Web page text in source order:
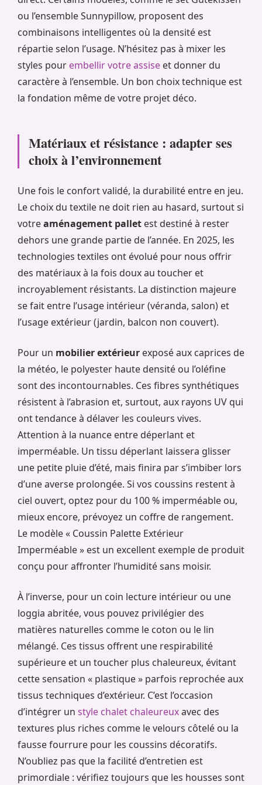
ou l’ensemble Sunnypillow, proposent des
combinaisons intelligentes où la densité est
répartie selon l’usage. N’hésitez pas à mixer les
styles pour embellir votre assise et donner du
caractère à l’ensemble. Un bon choix technique est
la fondation même de votre projet déco.
Matériaux et résistance : adapter ses
choix à l’environnement
Une fois le confort validé, la durabilité entre en jeu.
Le choix du textile ne doit rien au hasard, surtout si
votreaménagement pallet est destiné à rester
dehors une grande partie de l’année. En 2025, les
technologies textiles ont évolué pour nous offrir
des matériaux à la fois doux au toucher et
incroyablement résistants. La distinction majeure
se fait entre l’usage intérieur (véranda, salon) et
l’usage extérieur (jardin, balcon non couvert).
Pour un mobilier extérieur exposé aux caprices de
la météo, le polyester haute densité ou l’oléfine
sont des incontournables. Ces fibres synthétiques
résistent à l’abrasion et, surtout, aux rayons UV qui
ont tendance à délaver les couleurs vives.
Attention à la nuance entre déperlant et
imperméable. Un tissu déperlant laissera glisser
une petite pluie d’été, mais finira par s’imbiber lors
d’une averse prolongée. Si vos coussins restent à
ciel ouvert, optez pour du 100 % imperméable ou,
mieux encore, prévoyez un coffre de rangement.
Le modèle « Coussin Palette Extérieur
Imperméable » est un excellent exemple de produit
conçu pour affronter l’humidité sans moisir.
À l’inverse, pour un coin lecture intérieur ou une
loggia abritée, vous pouvez privilégier des
matières naturelles comme le coton ou le lin
mélangé. Ces tissus offrent une respirabilité
supérieure et un toucher plus chaleureux, évitant
cette sensation « plastique » parfois reprochée aux
tissus techniques d’extérieur. C’est l’occasion
d’intégrer un style chalet chaleureuxavec des
textures plus riches comme le velours côtelé ou la
fausse fourrure pour les coussins décoratifs.
N’oubliez pas que la facilité d’entretien est
primordiale : vérifiez toujours que les housses sont